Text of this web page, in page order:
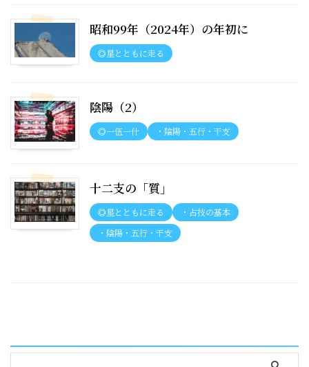
昭和99年（2024年）の年初に
◎星とともに走る
陰陽（2）
◎一伍一什 ・陰陽・五行・干支
十二支の「質」
◎星とともに走る
・占技の基本
・陰陽・五行・干支